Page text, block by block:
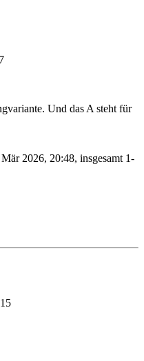
Und das A steht für
2026, 20:48, insgesamt 1-